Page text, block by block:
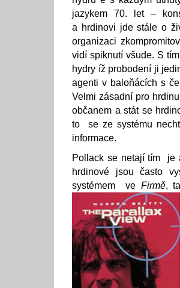
jazykem 70. let –
a hrdinovi jde stále o
organizaci
vidí spiknutí všude. S
hydry íž probodení ji
agenti v baloňácích s
Velmi zásadní pro
občanem a stát se
to se ze systému
informace.
Pollack se netají tím je
hrdinové jsou často
systémem ve Firmě,